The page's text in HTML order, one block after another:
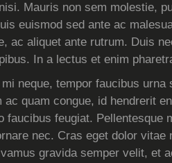
Mauris non sem molestie,
euismod sed ante ac
ac aliquet ante rutrum. Duis
In a lectus et enim
neque, tempor faucibus urna
ac quam congue, id hendrerit
faucibus feugiat. Pellentesque
nec. Cras eget dolor vitae
gravida semper velit, et